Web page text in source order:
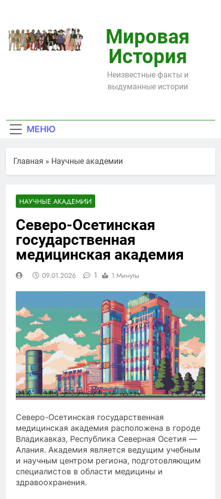
содержимому
Мировая
История
Неизвестные факты и
выдуманные истории
МЕНЮ
Главная » Научные академии
НАУЧНЫЕ АКАДЕМИИ
Северо-Осетинская
государственная
медицинская академия
09.01.2026 1 1 Минуты
Северо-Осетинская государственная
медицинская академия расположена в городе
Владикавказ, Республика Северная Осетия —
Алания. Академия является ведущим учебным
и научным центром региона, подготовляющим
специалистов в области медицины и
здравоохранения.